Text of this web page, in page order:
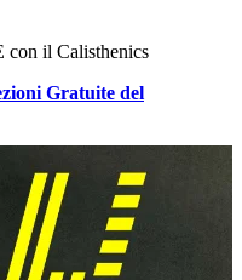
il Calisthenics
Gratuite del